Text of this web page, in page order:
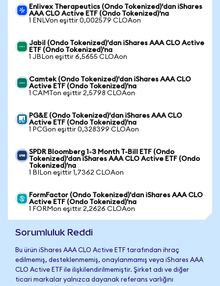
Enlivex Therapeutics (Ondo Tokenized)'dan iShares
AAA CLO Active ETF (Ondo Tokenized)'na
1 ENLVon eşittir 0,002579 CLOAon
Jabil (Ondo Tokenized)'dan iShares AAA CLO Active
ETF (Ondo Tokenized)'na
1 JBLon eşittir 6,5655 CLOAon
Camtek (Ondo Tokenized)'dan iShares AAA CLO
Active ETF (Ondo Tokenized)'na
1 CAMTon eşittir 2,5798 CLOAon
PG&E (Ondo Tokenized)'dan iShares AAA CLO
Active ETF (Ondo Tokenized)'na
1 PCGon eşittir 0,328399 CLOAon
SPDR Bloomberg 1-3 Month T-Bill ETF (Ondo
Tokenized)'dan iShares AAA CLO Active ETF (Ondo
Tokenized)'na
1 BILon eşittir 1,7362 CLOAon
FormFactor (Ondo Tokenized)'dan iShares AAA CLO
Active ETF (Ondo Tokenized)'na
1 FORMon eşittir 2,2626 CLOAon
Sorumluluk Reddi
Bu ürün iShares AAA CLO Active ETF tarafından ihraç
edilmemiş, desteklenmemiş, onaylanmamış veya iShares AAA
CLO Active ETF ile ilişkilendirilmemiştir. Şirket adı ve diğer
ticari markalar yalnızca dayanak referans varlığını